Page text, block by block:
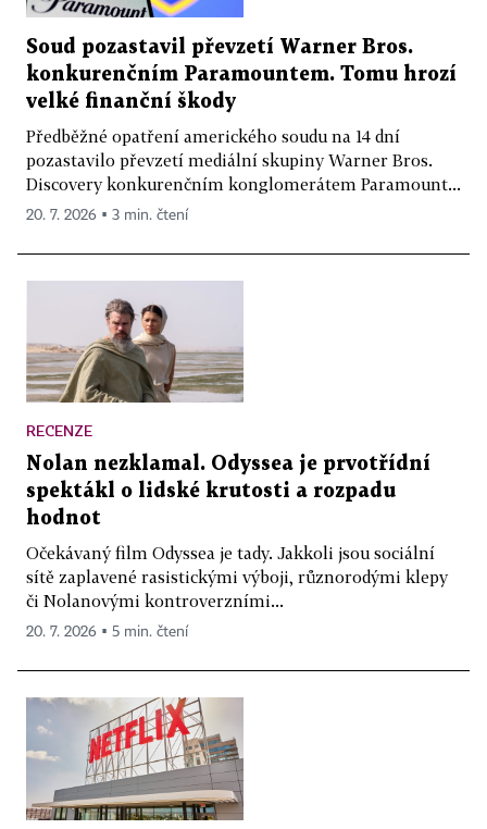
Soud pozastavil převzetí Warner Bros.
konkurenčním Paramountem. Tomu hrozí
velké finanční škody
Předběžné opatření amerického soudu na 14 dní
pozastavilo převzetí mediální skupiny Warner Bros.
Discovery konkurenčním konglomerátem Paramount...
20. 7. 2026 ▪ 3 min. čtení
RECENZE
Nolan nezklamal. Odyssea je prvotřídní
spektákl o lidské krutosti a rozpadu
hodnot
Očekávaný film Odyssea je tady. Jakkoli jsou sociální
sítě zaplavené rasistickými výboji, různorodými klepy
či Nolanovými kontroverzními...
20. 7. 2026 ▪ 5 min. čtení